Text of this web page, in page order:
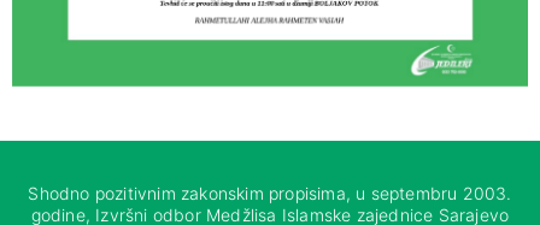
Shodno pozitivnim zakonskim propisima, u septembru 2003.
godine, Izvršni odbor Medžlisa Islamske zajednice Sarajevo